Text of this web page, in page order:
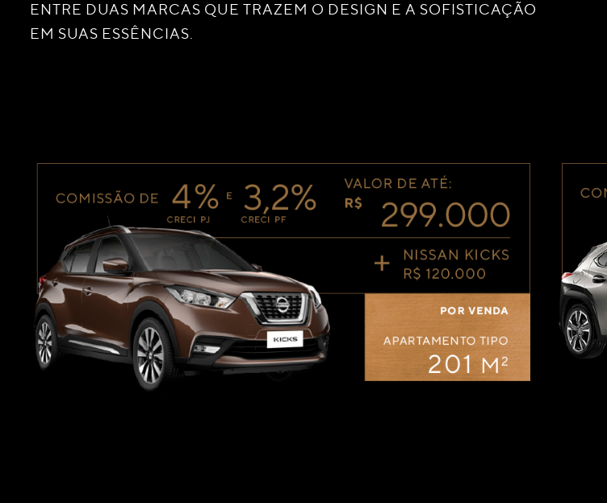
ENTRE DUAS MARCAS QUE TRAZEM O DESIGN E A SOFISTICAÇÃO
EM SUAS ESSÊNCIAS.